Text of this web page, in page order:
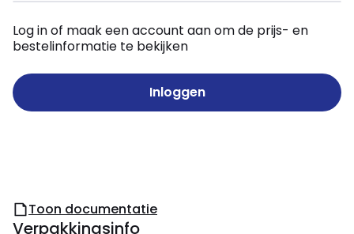
Log in of maak een account aan om de prijs- en
bestelinformatie te bekijken
Inloggen
Toon documentatie
Verpakkingsinfo